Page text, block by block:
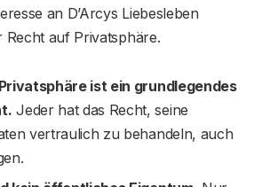
an D’Arcys Liebesleben
Recht auf Privatsphäre.
ist ein grundlegendes
Jeder hat das Recht, seine
vertraulich zu behandeln, auch